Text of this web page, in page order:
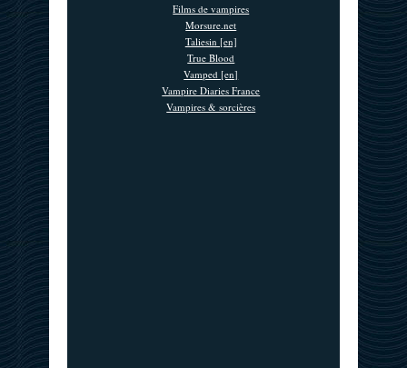
Films de vampires
Morsure.net
Taliesin [en]
True Blood
Vamped [en]
Vampire Diaries France
Vampires & sorcières